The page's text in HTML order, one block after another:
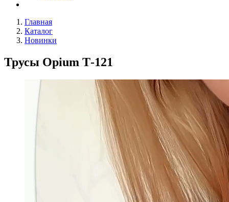
Главная
Каталог
Новинки
Трусы Opium Т-121